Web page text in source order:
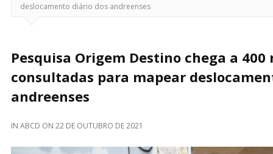
deslocamento diário dos andreenses
Pesquisa Origem Destino chega a 400
consultadas para mapear
andreenses
IN ABCD ON 22 DE OUTUBRO DE 2021